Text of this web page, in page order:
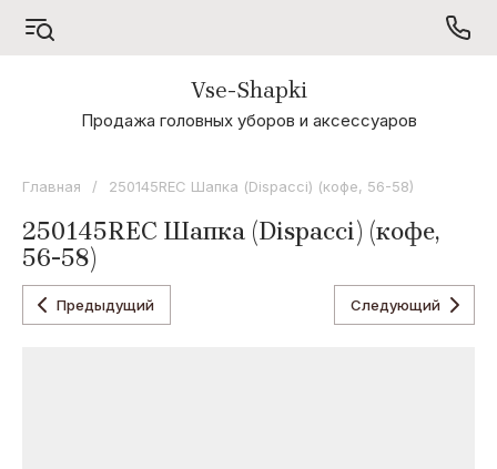
А - Я
Odyssey
Коллекция
Oxygon
Коллекция
Flamenco
Vse-Shapki
Продажа головных уборов и аксессуаров
Главная / 250145REC Шапка (Dispacci) (кофе, 56-58)
250145REC Шапка (Dispacci) (кофе,
56-58)
Предыдущий Следующий